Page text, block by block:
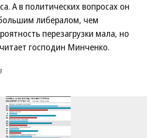
А в политических вопросах он
либералом, чем
перезагрузки мала, но
господин Минченко.